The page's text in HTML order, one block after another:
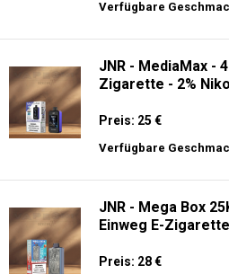
Verfügbare
JNR - MediaMax -
Zigarette - 2%
Preis: 25 €
Verfügbare
JNR - Mega Box
Einweg E-Zigarette
Preis: 28 €